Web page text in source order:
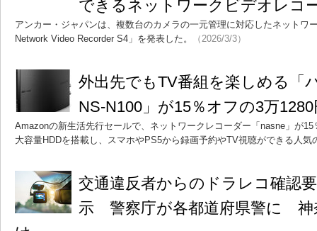
できるネットワークビデオレコ
アンカー・ジャパンは、複数台のカメラの一元管理に対応したネットワ
Network Video Recorder S4」を発表した。
（2026/3/3）
外出先でもTV番組を楽しめる「
NS-N100」が15％オフの3万
Amazonの新生活先行セールで、ネットワークレコーダー「nasne」が
大容量HDDを搭載し、スマホやPS5から録画予約やTV視聴ができる人気
交通違反者からのドラレコ確認
示 警察庁が各都道府県警に 神